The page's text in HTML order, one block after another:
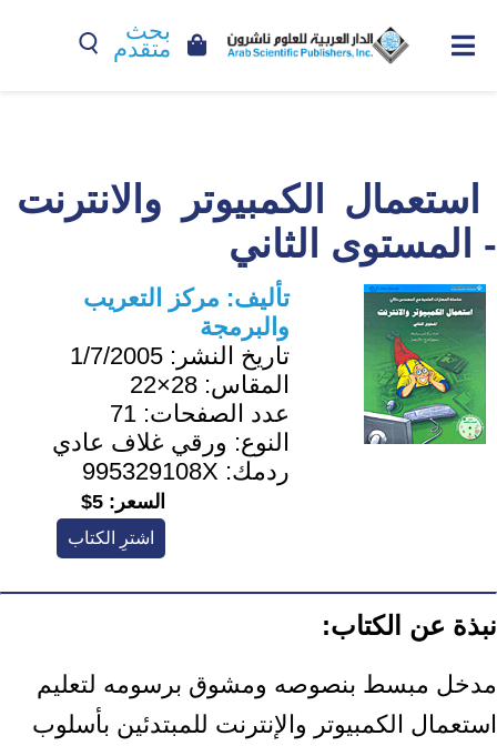
بحث
متقدم
استعمال الكمبيوتر والانترنت
- المستوى الثاني
تأليف: مركز التعريب
والبرمجة
تاريخ النشر: 1/7/2005
المقاس: 28×22
عدد الصفحات: 71
النوع: ورقي غلاف عادي
ردمك: 995329108X
السعر: 5$
اشترِ الكتاب
نبذة عن الكتاب:
مدخل مبسط بنصوصه ومشوق برسومه لتعليم
استعمال الكمبيوتر والإنترنت للمبتدئين بأسلوب